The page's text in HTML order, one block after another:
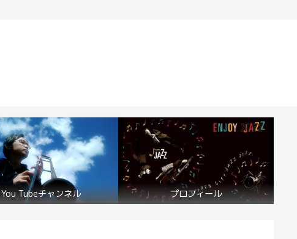
You Tubeチャンネル プロフィール